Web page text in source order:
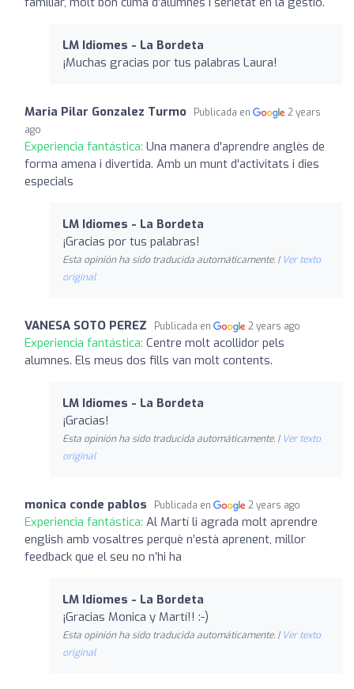
LM Idiomes - La Bordeta
¡Muchas gracias por tus palabras Laura!
Maria Pilar Gonzalez Turmo Publicada en
2 years
ago
Experiencia fantástica: Una manera d'aprendre anglès de
forma amena i divertida. Amb un munt d'activitats i dies
especials
LM Idiomes - La Bordeta
¡Gracias por tus palabras!
Esta opinión ha sido traducida automáticamente. | Ver texto
original
VANESA SOTO PEREZ Publicada en 2 years ago
Experiencia fantástica: Centre molt acollidor pels
alumnes. Els meus dos fills van molt contents.
LM Idiomes - La Bordeta
¡Gracias!
Esta opinión ha sido traducida automáticamente. | Ver texto
original
monica conde pablos Publicada en 2 years ago
Experiencia fantástica: Al Martí li agrada molt aprendre
english amb vosaltres perquè n’està aprenent, millor
feedback que el seu no n’hi ha
LM Idiomes - La Bordeta
¡Gracias Monica y Martí!! :-)
Esta opinión ha sido traducida automáticamente. | Ver texto
original